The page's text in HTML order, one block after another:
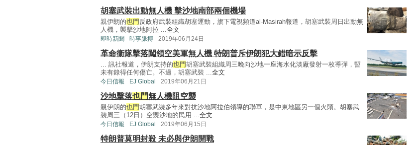
胡塞武裝出動無人機 擊沙地南部兩個機場
親伊朗的也門 反政府武裝組織胡塞運動，旗下電視頻道al-Masirah報道，胡塞武裝周日出動無
人機，襲擊沙地阿拉 ... 全文
即時新聞 時事脈搏 2019年06月24日
革命衞隊擊落闖領空美軍無人機 特朗普斥伊朗犯大錯暗示反擊
... 訊社報道，伊朗支持的也門胡塞武裝組織周三晚向沙地一座海水化淡廠發射一枚導彈，暫
未有錄得任何傷亡。不過，胡塞武裝 ... 全文
今日信報 EJ Global 2019年06月21日
沙地擊落也門無人機阻空襲
親伊朗的也門胡塞武裝多年來對抗沙地阿拉伯領導的聯軍，是中東地區另一個火頭。胡塞武
裝周三（12日）空襲沙地的民用 ... 全文
今日信報 EJ Global 2019年06月15日
特朗普莫明封殺 未必與伊朗開戰